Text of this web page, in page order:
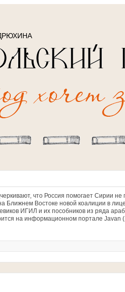
что Россия помогает Сирии не
Ближнем Востоке новой коалиции в
ИГИЛ и их пособников из ряда
на информационном портале Javan